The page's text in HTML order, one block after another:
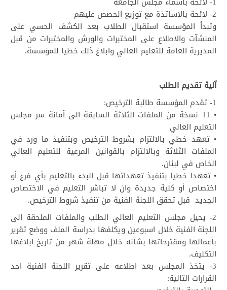
وتبدأ المؤسسة استقبال الطلاب بعد الكشف الحسي على
المنشآت والاطلاع على المختبرات والورش والمختبرات من قبل
المديرية العامة للتعليم العالي وابلاغ ذلك خطيا للمؤسسة.
آلية تقديم الطلب
• 11 نسخة من الملفات الثلاثة السابقة الى آمانة سر مجلس
التعليم العالي
• تعهد خطي بالالتزام بشروط الترخيص وبتنفيذ ما ورد في
الملفات الثلاثة وبالالتزام بالقوانين المرعية للتعليم العالي
الخاص في لبنان.
• تعهدا خطيا بتنفيذ تعهداتها قبل البدء بالتعليم بأي فرع أو
اختصاص أو كلية جديدة وان لا تباشر التعليم في الاختصاص
الجديد قبل تحقق اللجنة الفنية من تنفيذ شروط الترخيص.
2- يحيل مجلس التعليم العالي الطلب والملفات الملحقة الى
اللجنة الفنية خلال اسبوعين ويكلفها بدراسة الملف ووضع تقرير
بأعمالها ومقترحاتها بشأنه خلال مهلة شهر من تاريخ ابلاغها
التكليف.
3- يتخذ المجلس بعد اطلاعه على تقرير اللجنة الفنية احد
القرارات التالية: